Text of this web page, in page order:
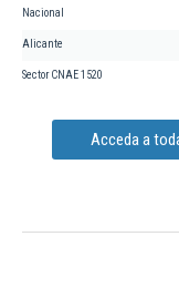
Nacional
Alicante
Sector CNAE 1520
Acceda a